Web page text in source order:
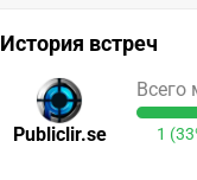
История встреч
Publiclir.se
Всего
1